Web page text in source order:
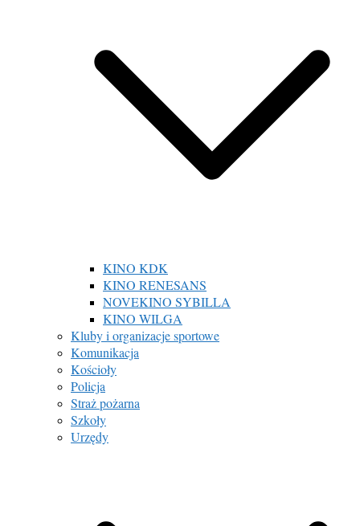
KINO KDK
KINO RENESANS
NOVEKINO SYBILLA
KINO WILGA
Kluby i organizacje sportowe
Komunikacja
Kościoły
Policja
Straż pożarna
Szkoły
Urzędy